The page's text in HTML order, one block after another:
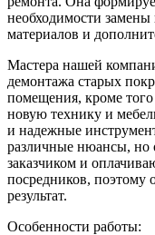
необходимости
материалов и
Мастера нашей
демонтажа старых
помещения, кроме
новую технику и
и надежные
различные нюансы, но
заказчиком и
посредников, поэтому
результат.
Особенности работы: